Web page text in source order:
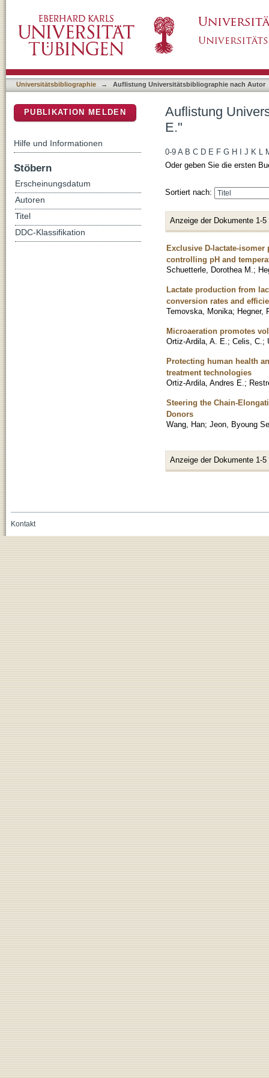
Universitätsbibliographie → Auflistung Universitätsbibliographie nach Autor
Auflistung
E."
0-9 A B C D E F G H J K L
Oder geben Sie die ersten
Sortiert nach:
Anzeige der Dokumente 1-5
Exclusive D-lactate-
controlling pH and
Schuetterle, Dorothea M. ;
Lactate production from
conversion rates and
Temovska, Monika; Hegner,
Microaeration promotes
Ortiz-Ardila, A. E. ; Celis, C. ;
Protecting human health
treatment technologies
Ortiz-Ardila, Andres E. ;
Steering the Chain-
Donors
Wang, Han; Jeon, Byoung
Anzeige der Dokumente 1-5
PUBLIKATION MELDEN
Hilfe und Informationen
Stöbern
Erscheinungsdatum
Autoren
Titel
DDC-Klassifikation
Kontakt